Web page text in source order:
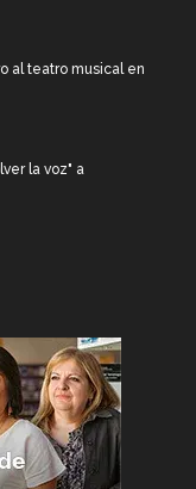
al teatro musical en
la voz" a